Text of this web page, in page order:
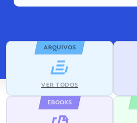
ARQUIVOS
VER TODOS
EBOOKS